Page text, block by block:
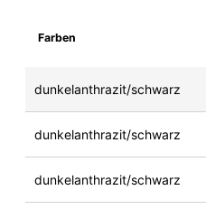
Farben
dunkelanthrazit/schwarz
dunkelanthrazit/schwarz
dunkelanthrazit/schwarz